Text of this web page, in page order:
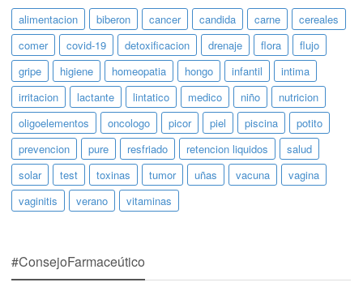
alimentacion biberon cancer candida carne
cereales
comer
covid-19 detoxificacion drenaje flora
flujo
gripe
higiene homeopatia hongo infantil
intima
irritacion
lactante lintatico medico niño
nutricion
oligoelementos
oncologo picor piel piscina
potito
prevencion
pure resfriado retencion liquidos
salud
solar
test toxinas tumor uñas vacuna
vagina
vaginitis
verano vitaminas
#ConsejoFarmaceútico